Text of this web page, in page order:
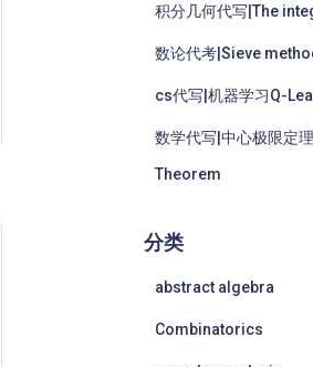
积分几何代写|The
数论代考|Sieve
cs代写|机器学习Q-
数学代写|中心极限定
Theorem
分类
abstract algebra
Combinatorics